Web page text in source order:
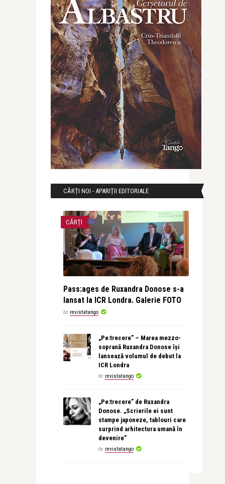
CĂRȚI NOI - APARIȚII EDITORIALE
CĂRȚI
Pass:ages de Ruxandra Donose s-a
lansat la ICR Londra. Galerie FOTO
de revistatango
„Pe:trecere” – Marea mezzo-
soprană Ruxandra Donose își
lansează volumul de debut la
ICR Londra
de revistatango
„Pe:trecere” de Ruxandra
Donose. „Scrierile ei sunt
stampe japoneze, tablouri care
surprind arhitectura umană în
devenire”
de revistatango